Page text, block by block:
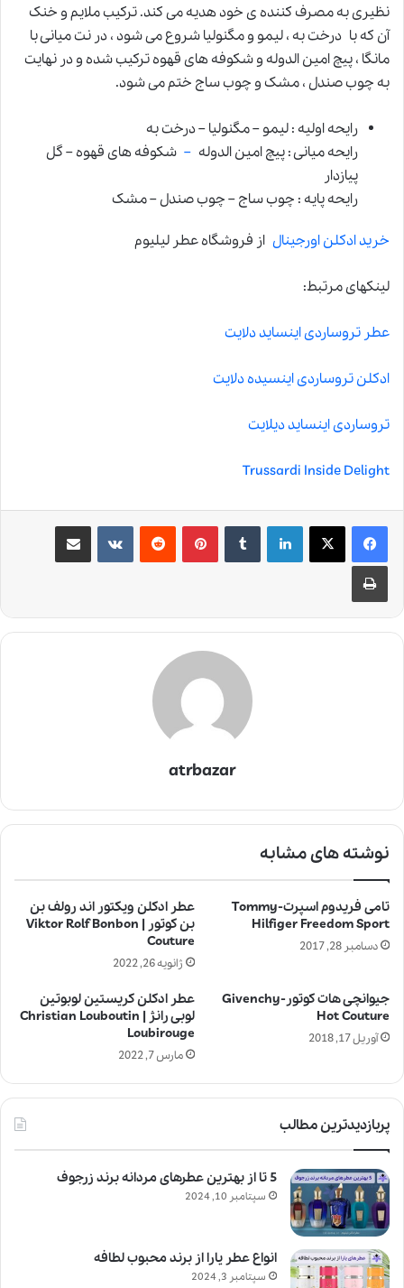
نظیری به مصرف کننده ی خود هدیه می کند. ترکیب ملایم و خنک
آن که با درخت به ، لیمو و مگنولیا شروع می شود ، در نت میانی با
مانگا ، پیچ امین الدوله و شکوفه های قهوه ترکیب شده و در نهایت
به چوب صندل ، مشک و چوب ساج ختم می شود.
رایحه اولیه : لیمو – مگنولیا – درخت به
رایحه میانی : پیچ امین الدوله – شکوفه های قهوه – گل
پیازدار
رایحه پایه : چوب ساج – چوب صندل – مشک
خرید ادکلن اورجینال از فروشگاه عطر لیلیوم
لینکهای مرتبط:
عطر تروساردی اینساید دلایت
ادکلن تروساردی اینسیده دلایت
تروساردی اینساید دیلایت
Trussardi Inside Delight
لینکدین ‫پین‌ترست ‫رددیت
چاپ
atrbazar
نوشته های مشابه
تامی فریدوم اسپرت-Tommy
Hilfiger Freedom Sport
دسامبر 28, 2017
عطر ادکلن ویکتور اند رولف بن
بن کوتور | Viktor Rolf Bonbon
Couture
ژانویه 26, 2022
جیوانچی هات کوتور-Givenchy
Hot Couture
آوریل 17, 2018
عطر ادکلن کریستین لوبوتین
لوبی رانژ | Christian Louboutin
Loubirouge
مارس 7, 2022
پربازدیدترین مطالب
5 تا از بهترین عطرهای مردانه برند زرجوف
سپتامبر 10, 2024
انواع عطر یارا از برند محبوب لطافه
سپتامبر 3, 2024